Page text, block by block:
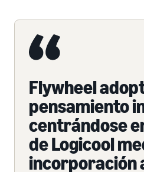
Flywheel
pensamiento
centrándose
de Logicool
incorporación